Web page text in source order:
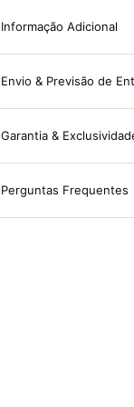
Informação Adicional
Envio & Previsão de
Garantia &
Perguntas Frequentes